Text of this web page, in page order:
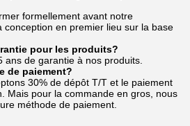
formellement avant notre
conception en premier lieu sur la base
pour les produits?
ans de garantie à nos produits.
de paiement?
30% de dépôt T/T et le paiement
Mais pour la commande en gros, nous
méthode de paiement.